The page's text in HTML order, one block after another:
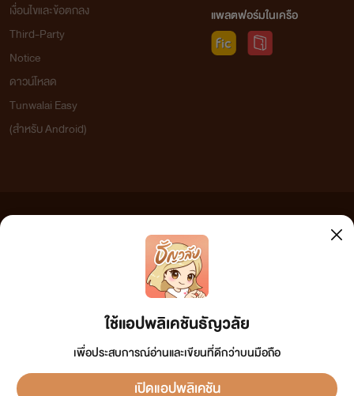
ใช้แอปพลิเคชันธัญวลัย
เพื่อประสบการณ์อ่านและเขียนที่ดีกว่าบนมือถือ
เปิดแอปพลิเคชัน
เงื่อนไขและข้อตกลง
Third-Party
Notice
ดาวน์โหลด
Tunwalai Easy
(สำหรับ Android)
แพลตฟอร์มในเครือ
เว็บไซต์แห่งนี้ไม่ได้เห็นด้วยและไม่ขอรับผิดชอบต่อข้อความใดๆ ทั้งสิ้น ดังนั้นผู้อ่านทุกท่านโปรดใช้
วิจารณญาณในการกลั่นกรองด้วยตนเอง และหากท่านพบข้อความใดๆ ที่ขัดต่อกฎหมายและศีลธรรม
กรุณาแจ้งมาที่ tunwalai@ookbee.com เพื่อทีมงานจะได้ดำเนินการในทันที ทั้งนี้ ทางเว็บไซต์ขอสงวน
ลิขสิทธิ์ตามพระราชบัญญัติลิขสิทธิ์ (ฉบับเพิ่มเติม) พ.ศ.2558